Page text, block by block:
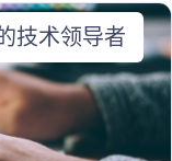
技术领导者